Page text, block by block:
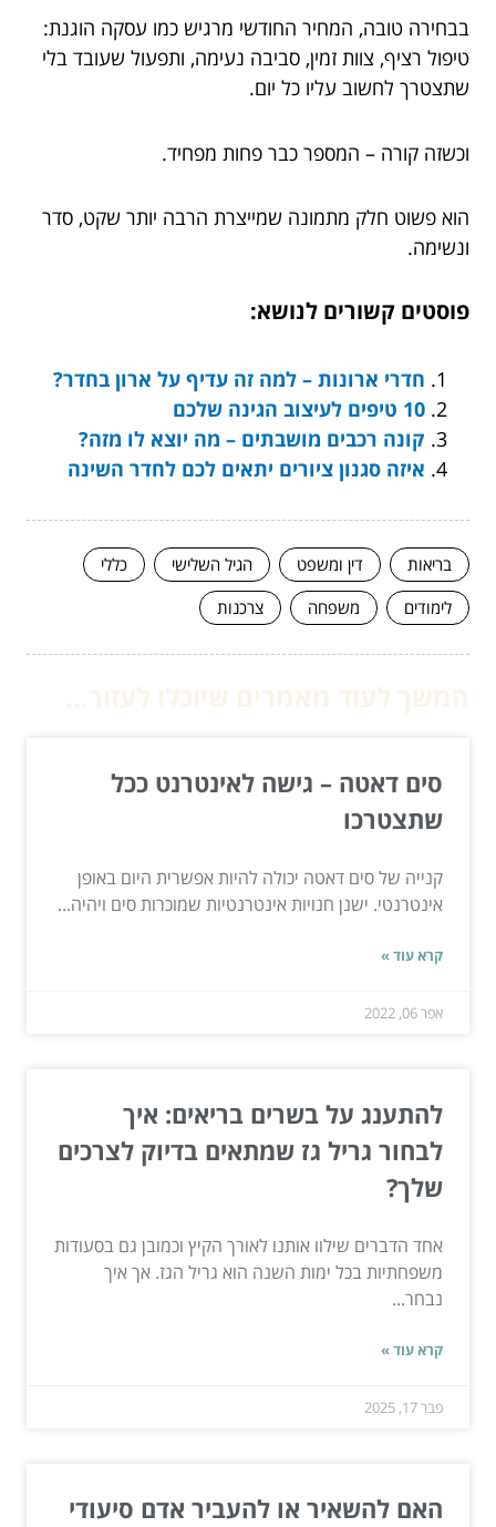
בבחירה טובה, המחיר החודשי מרגיש כמו עסקה הוגנת:
טיפול רציף, צוות זמין, סביבה נעימה, ותפעול שעובד בלי
שתצטרך לחשוב עליו כל יום.
וכשזה קורה – המספר כבר פחות מפחיד.
הוא פשוט חלק מתמונה שמייצרת הרבה יותר שקט, סדר
ונשימה.
פוסטים קשורים לנושא:
חדרי ארונות – למה זה עדיף על ארון בחדר?
10 טיפים לעיצוב הגינה שלכם
קונה רכבים מושבתים – מה יוצא לו מזה?
איזה סגנון ציורים יתאים לכם לחדר השינה
בריאות דין ומשפט הגיל השלישי
כללי
לימודים
משפחה צרכנות
סים דאטה – גישה לאינטרנט ככל
שתצטרכו
קנייה של סים דאטה יכולה להיות אפשרית היום באופן
אינטרנטי. ישנן חנויות אינטרנטיות שמוכרות סים ויהיה...
קרא עוד »
אפר 06, 2022
להתענג על בשרים בריאים: איך
לבחור גריל גז שמתאים בדיוק לצרכים
שלך?
אחד הדברים שילוו אותנו לאורך הקיץ וכמובן גם בסעודות
משפחתיות בכל ימות השנה הוא גריל הגז. אך איך
נבחר...
קרא עוד »
פבר 17, 2025
האם להשאיר או להעביר אדם סיעודי